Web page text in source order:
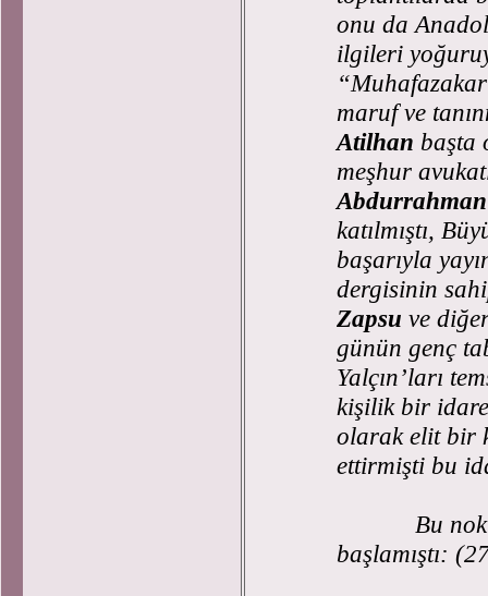
onu da
ilgileri
maruf ve
Atilhan başta
meşhur
katılmıştı,
başarıyla
dergisinin
Zapsu ve
günün genç
Yalçın’ları
kişilik bir
olarak elit bir
ettirmişti bu
Bu
başlamıştı: